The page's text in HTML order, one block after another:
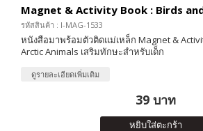
Magnet & Activity Book : Birds
รหัสสินค้า : I-MAG-1533
หนังสือมาพร้อมตัวติดแม่เหล็ก Magnet &
Arctic Animals เสริมทักษะสำหรับเด็ก
ดูรายละเอียดเพิ่มเติม
39 บาท
หยิบใส่ตะกร้า